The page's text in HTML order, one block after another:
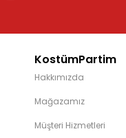
KostümPartim
Hakkımızda
Mağazamız
Müşteri Hizmetleri